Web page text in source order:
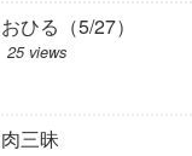
おひる（5/27）
25 views
肉三昧